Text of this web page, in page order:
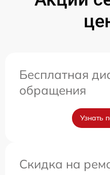
Бесплатная
обращения
Узнать
Скидка на